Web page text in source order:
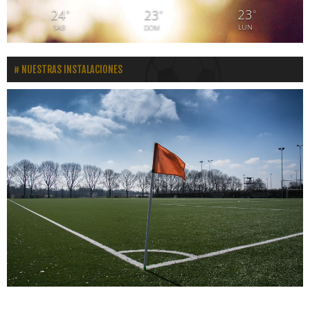
24°
SAB
23°
DOM
23 °
LUN
NUESTRAS INSTALACIONES